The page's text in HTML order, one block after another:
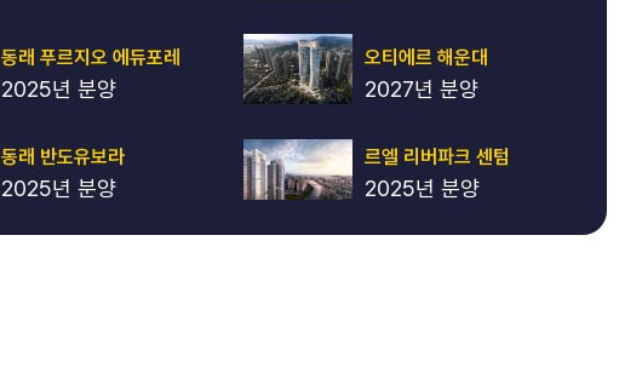
동래 푸르지오 에듀포레
2025년 분양
오티에르 해운대
2027년 분양
동래 반도유보라
2025년 분양
르엘 리버파크 센텀
2025년 분양